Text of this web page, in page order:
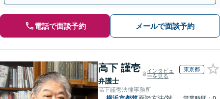
電話で面談予約 メールで面談予約
高下 謹壱
弁護士
インタビュ
ーを見る
東京都
高下謹壱法律事務所